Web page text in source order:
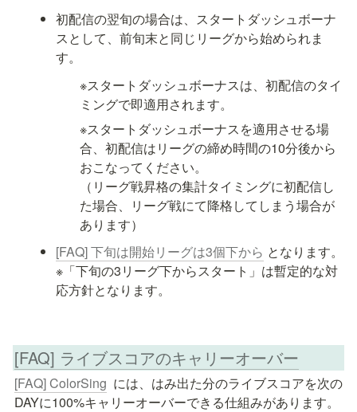
初配信の翌旬の場合は、スタートダッシュボーナ
スとして、前旬末と同じリーグから始められま
す。
※スタートダッシュボーナスは、初配信のタイ
ミングで即適用されます。
※スタートダッシュボーナスを適用させる場
合、初配信はリーグの締め時間の10分後から
おこなってください。
（リーグ戦昇格の集計タイミングに初配信し
た場合、リーグ戦にて降格してしまう場合が
あります）
[FAQ] 下旬は開始リーグは3個下から となります。
※「下旬の3リーグ下からスタート」は暫定的な対
応方針となります。
[FAQ] ライブスコアのキャリーオーバー
[FAQ] ColorSing
  には、はみ出た分のライブスコアを次の
DAYに100%キャリーオーバーできる仕組みがあります。